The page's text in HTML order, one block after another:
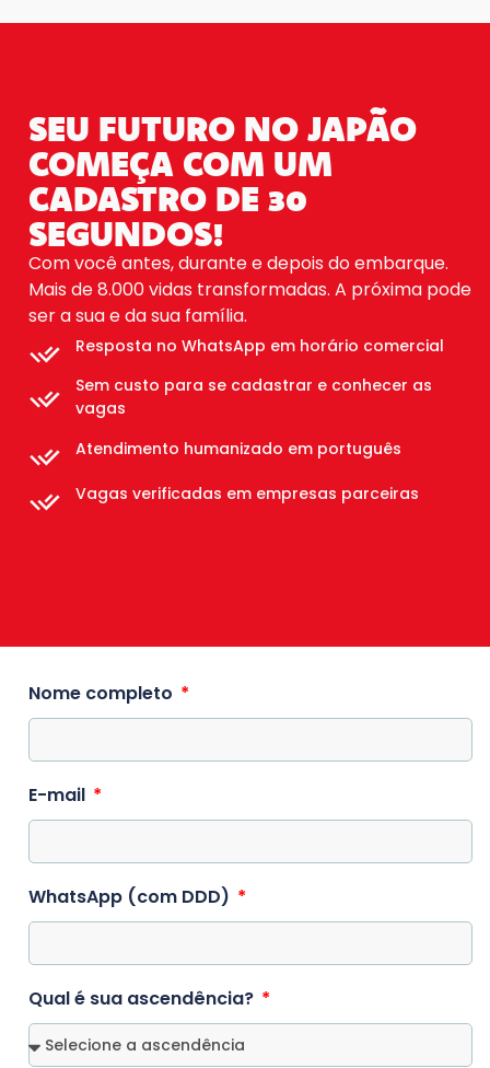
SEU FUTURO NO JAPÃO
COMEÇA COM UM
CADASTRO DE 30
SEGUNDOS!
Com você antes, durante e depois do embarque.
Mais de 8.000 vidas transformadas. A próxima pode
ser a sua e da sua família.
Resposta no WhatsApp em horário comercial
Sem custo para se cadastrar e conhecer as
vagas
Atendimento humanizado em português
Vagas verificadas em empresas parceiras
Nome completo
E-mail
WhatsApp (com DDD)
Qual é sua ascendência?